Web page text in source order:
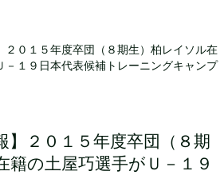
２０１５年度卒団（８期生）柏レイソル在
－１９日本代表候補トレーニングキャンプ
】２０１５年度卒団（８期
籍の土屋巧選手がＵ－１９